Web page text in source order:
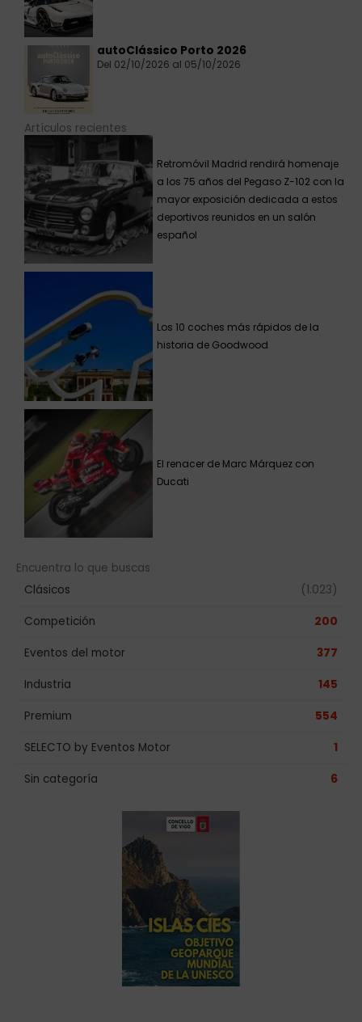
autoClássico Porto 2026
Del 02/10/2026 al 05/10/2026
Artículos recientes
Retromóvil Madrid rendirá homenaje
a los 75 años del Pegaso Z-102 con la
mayor exposición dedicada a estos
deportivos reunidos en un salón
español
Los 10 coches más rápidos de la
historia de Goodwood
El renacer de Marc Márquez con
Ducati
Encuentra lo que buscas
Clásicos
(1.023)
Competición 200
Eventos del motor 377
Industria 145
Premium 554
SELECTO by Eventos Motor 1
Sin categoría 6